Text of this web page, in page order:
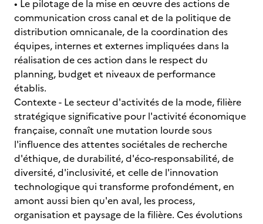
• Le pilotage de la mise en œuvre des actions de
communication cross canal et de la politique de
distribution omnicanale, de la coordination des
équipes, internes et externes impliquées dans la
réalisation de ces action dans le respect du
planning, budget et niveaux de performance
établis.
Contexte - Le secteur d'activités de la mode, filière
stratégique significative pour l'activité économique
française, connaît une mutation lourde sous
l'influence des attentes sociétales de recherche
d'éthique, de durabilité, d'éco-responsabilité, de
diversité, d'inclusivité, et celle de l'innovation
technologique qui transforme profondément, en
amont aussi bien qu'en aval, les process,
organisation et paysage de la filière. Ces évolutions